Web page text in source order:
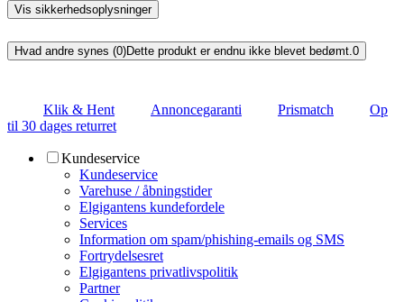
Vis sikkerhedsoplysninger
Hvad andre synes (0)Dette produkt er endnu ikke blevet bedømt.0
Klik & Hent Annoncegaranti Prismatch
Op
til 30 dages returret
Kundeservice
Kundeservice
Varehuse / åbningstider
Elgigantens kundefordele
Services
Information om spam/phishing-emails og SMS
Fortrydelsesret
Elgigantens privatlivspolitik
Partner